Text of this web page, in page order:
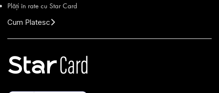
Plăți în rate cu Star Card
Cum Platesc